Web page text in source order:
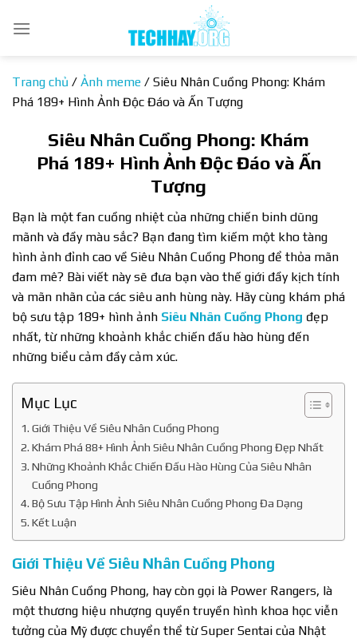
qua
Trang chủ / Ảnh meme / Siêu Nhân Cuồng Phong: Khám
Phá 189+ Hình Ảnh Độc Đáo và Ấn Tượng
Siêu Nhân Cuồng Phong: Khám
Phá 189+ Hình Ảnh Độc Đáo và Ấn
Tượng
Bạn là một fan cuồng nhiệt của những chiến binh dũng
mãnh và đầy màu sắc? Bạn đang tìm kiếm một kho tàng
hình ảnh đỉnh cao về Siêu Nhân Cuồng Phong để thỏa mãn
đam mê? Bài viết này sẽ đưa bạn vào thế giới đầy kịch tính
và mãn nhãn của các siêu anh hùng này. Hãy cùng khám phá
bộ sưu tập 189+ hình ảnh Siêu Nhân Cuồng Phong đẹp
nhất, từ những khoảnh khắc chiến đấu hào hùng đến
những biểu cảm đầy cảm xúc.
Mục Lục
Giới Thiệu Về Siêu Nhân Cuồng Phong
Khám Phá 88+ Hình Ảnh Siêu Nhân Cuồng Phong Đẹp Nhất
Những Khoảnh Khắc Chiến Đấu Hào Hùng Của Siêu Nhân
Cuồng Phong
Bộ Sưu Tập Hình Ảnh Siêu Nhân Cuồng Phong Đa Dạng
Kết Luận
Giới Thiệu Về Siêu Nhân Cuồng Phong
Siêu Nhân Cuồng Phong, hay còn gọi là Power Rangers, là
một thương hiệu nhượng quyền truyền hình khoa học viễn
tưởng của Mỹ được chuyển thể từ Super Sentai của Nhật